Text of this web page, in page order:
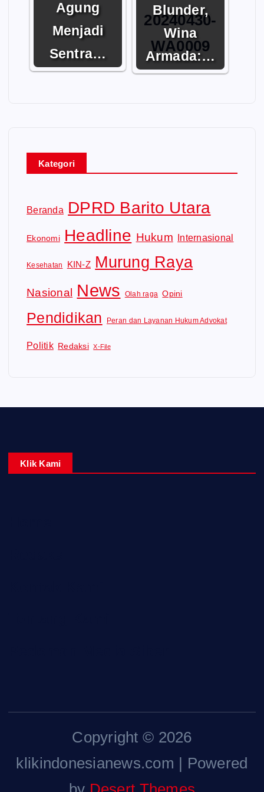
Agung
Menjadi
Sentra…
Blunder,
Wina
Armada:…
Kategori
Beranda DPRD Barito Utara
Ekonomi Headline Hukum Internasional
Kesehatan KIN-Z Murung Raya
Nasional News Olah raga Opini
Pendidikan Peran dan Layanan Hukum Advokat
Politik Redaksi X-File
Klik Kami
Copyright © 2026
klikindonesianews.com | Powered